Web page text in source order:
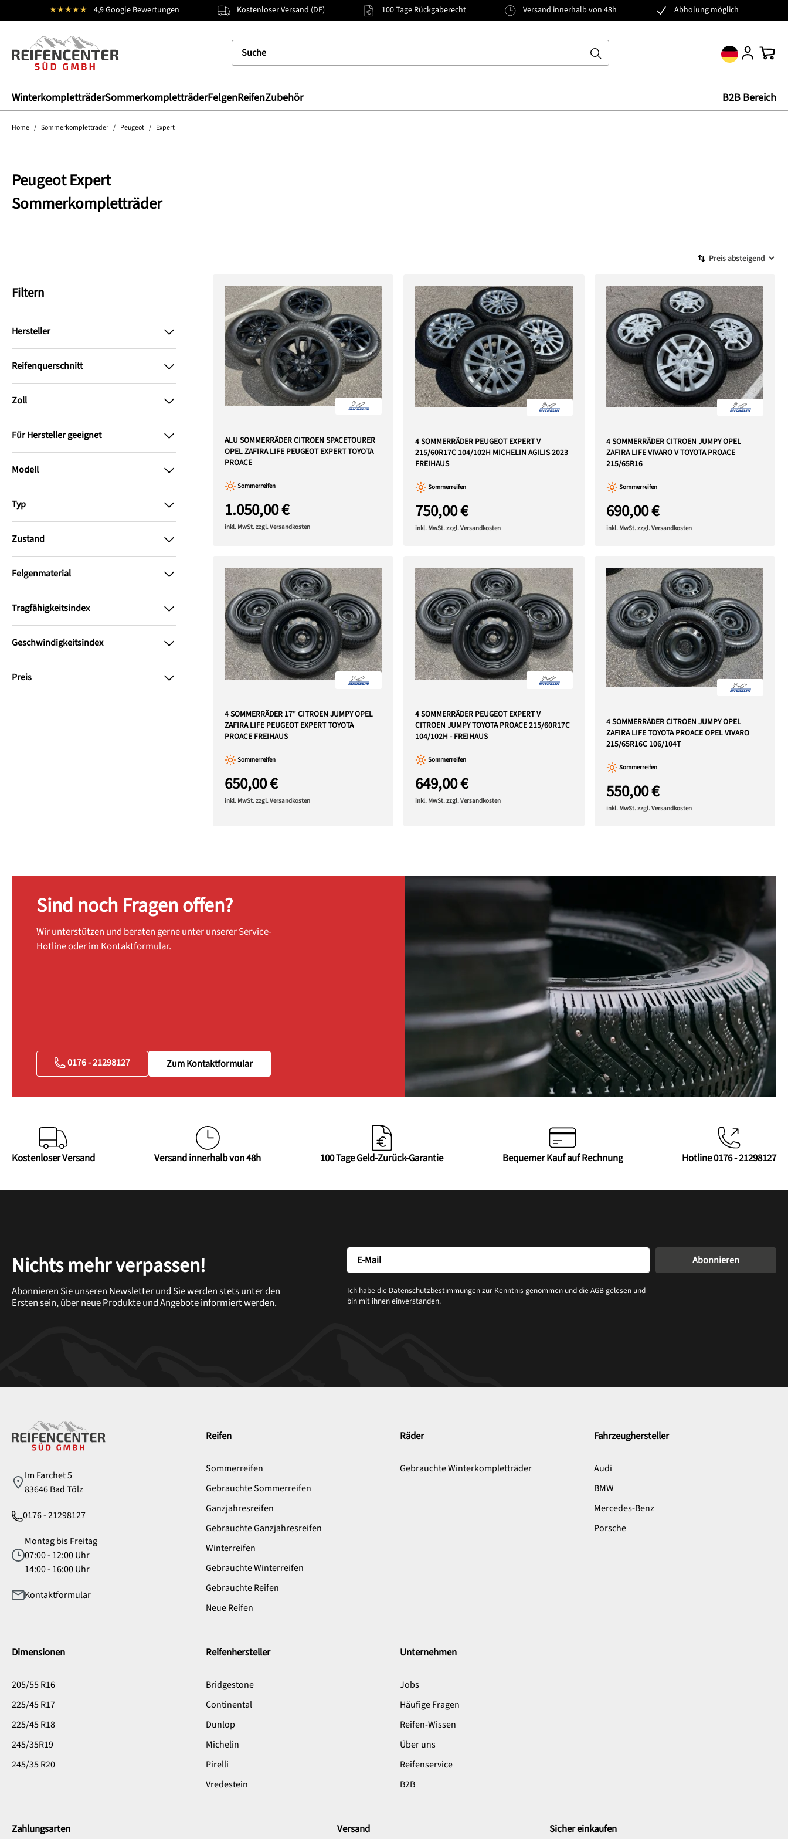
Zur Hauptnavigation springen
★★★★★ 4,9 Google Bewertungen Kostenloser Versand (DE) 100 Tage Rückgaberecht Versand innerhalb von 48h Abholung möglich
WinterkompletträderSommerkompletträderFelgenReifenZubehör B2B Bereich
Home / Sommerkompletträder / Peugeot / Expert
Peugeot Expert
Sommerkompletträder
Filtern
Hersteller
Reifenquerschnitt
Zoll
Für Hersteller geeignet
Modell
Typ
Zustand
Felgenmaterial
Tragfähigkeitsindex
Geschwindigkeitsindex
Preis
ALU SOMMERRÄDER CITROEN SPACETOURER
OPEL ZAFIRA LIFE PEUGEOT EXPERT TOYOTA
PROACE
Sommerreifen
1.050,00 €
inkl. MwSt. zzgl. Versandkosten
4 SOMMERRÄDER PEUGEOT EXPERT V
215/60R17C 104/102H MICHELIN AGILIS 2023
FREIHAUS
Sommerreifen
750,00 €
inkl. MwSt. zzgl. Versandkosten
4 SOMMERRÄDER CITROEN JUMPY OPEL
ZAFIRA LIFE VIVARO V TOYOTA PROACE
215/65R16
Sommerreifen
690,00 €
inkl. MwSt. zzgl. Versandkosten
4 SOMMERRÄDER 17" CITROEN JUMPY OPEL
ZAFIRA LIFE PEUGEOT EXPERT TOYOTA
PROACE FREIHAUS
Sommerreifen
650,00 €
inkl. MwSt. zzgl. Versandkosten
4 SOMMERRÄDER PEUGEOT EXPERT V
CITROEN JUMPY TOYOTA PROACE 215/60R17C
104/102H - FREIHAUS
Sommerreifen
649,00 €
inkl. MwSt. zzgl. Versandkosten
4 SOMMERRÄDER CITROEN JUMPY OPEL
ZAFIRA LIFE TOYOTA PROACE OPEL VIVARO
215/65R16C 106/104T
Sommerreifen
550,00 €
inkl. MwSt. zzgl. Versandkosten
Sind noch Fragen offen?
Wir unterstützen und beraten gerne unter unserer Service-
Hotline oder im Kontaktformular.
0176 - 21298127 Zum Kontaktformular
Kostenloser Versand Versand innerhalb von 48h 100 Tage Geld-Zurück-Garantie Bequemer Kauf auf Rechnung Hotline 0176 - 21298127
Nichts mehr verpassen!
Abonnieren Sie unseren Newsletter und Sie werden stets unter den
Ersten sein, über neue Produkte und Angebote informiert werden.
Ich habe die Datenschutzbestimmungenzur Kenntnis genommen und dieAGB gelesen und
bin mit ihnen einverstanden.
Abonnieren
Im Farchet 5
83646 Bad Tölz
0176 - 21298127
Montag bis Freitag
07:00 - 12:00 Uhr
14:00 - 16:00 Uhr
Kontaktformular
Reifen
Sommerreifen
Gebrauchte Sommerreifen
Ganzjahresreifen
Gebrauchte Ganzjahresreifen
Winterreifen
Gebrauchte Winterreifen
Gebrauchte Reifen
Neue Reifen
Räder
Gebrauchte Winterkompletträder
Fahrzeughersteller
Audi
BMW
Mercedes-Benz
Porsche
Dimensionen
205/55 R16
225/45 R17
225/45 R18
245/35R19
245/35 R20
Reifenhersteller
Bridgestone
Continental
Dunlop
Michelin
Pirelli
Vredestein
Unternehmen
Jobs
Häufige Fragen
Reifen-Wissen
Über uns
Reifenservice
B2B
Zahlungsarten Versand Sicher einkaufen